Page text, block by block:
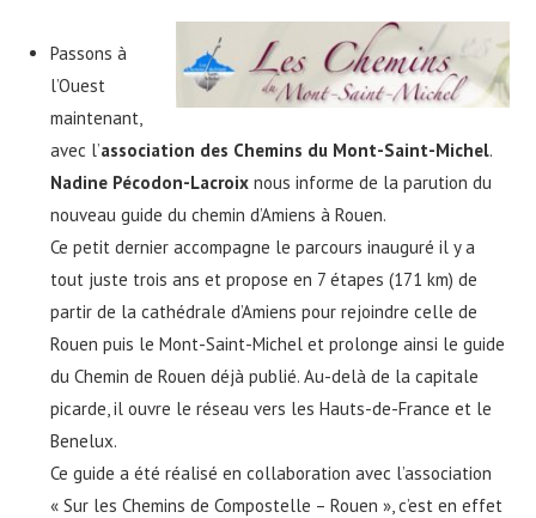
Passons à
l’Ouest
maintenant,
avec l’association des Chemins du Mont-Saint-Michel.
Nadine Pécodon-Lacroix nous informe de la parution du
nouveau guide du chemin d’Amiens à Rouen.
Ce petit dernier accompagne le parcours inauguré il y a
tout juste trois ans et propose en 7 étapes (171 km) de
partir de la cathédrale d’Amiens pour rejoindre celle de
Rouen puis le Mont-Saint-Michel et prolonge ainsi le guide
du Chemin de Rouen déjà publié. Au-delà de la capitale
picarde, il ouvre le réseau vers les Hauts-de-France et le
Benelux.
Ce guide a été réalisé en collaboration avec l’association
« Sur les Chemins de Compostelle – Rouen », c’est en effet